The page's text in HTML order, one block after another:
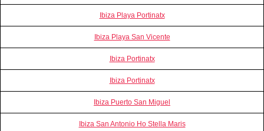
Ibiza Playa Portinatx
Ibiza Playa San Vicente
Ibiza Portinatx
Ibiza Portinatx
Ibiza Puerto San Miguel
Ibiza San Antonio Ho Stella Maris